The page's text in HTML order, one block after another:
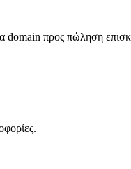
domain προς πώληση